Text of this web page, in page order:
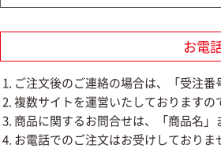
お電
ご注文後のご連絡の場合は、「受注番
複数サイトを運営いたしておりますの
商品に関するお問合せは、「商品名
お電話でのご注文はお受けしておりま